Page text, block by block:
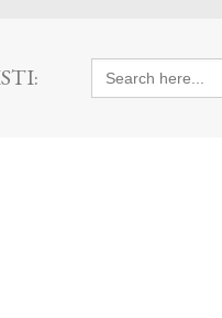
Search
for: